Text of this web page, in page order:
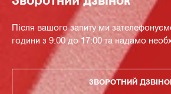
Після вашого запиту ми
години з 9:00 до 17:00 та надамо
ЗВОРОТНИЙ